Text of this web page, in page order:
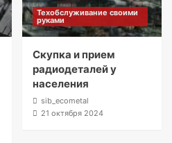
Техобслуживание своими
руками
Скупка и прием
радиодеталей у
населения
sib_ecometal
21 октября 2024